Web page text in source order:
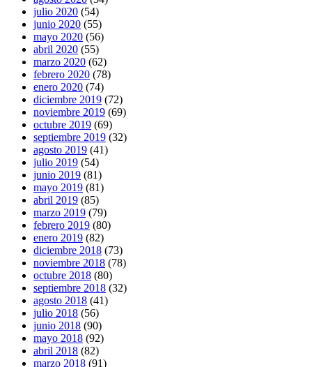
julio 2020 (54)
junio 2020 (55)
mayo 2020 (56)
abril 2020 (55)
marzo 2020 (62)
febrero 2020 (78)
enero 2020 (74)
diciembre 2019 (72)
noviembre 2019 (69)
octubre 2019 (69)
septiembre 2019 (32)
agosto 2019 (41)
julio 2019 (54)
junio 2019 (81)
mayo 2019 (81)
abril 2019 (85)
marzo 2019 (79)
febrero 2019 (80)
enero 2019 (82)
diciembre 2018 (73)
noviembre 2018 (78)
octubre 2018 (80)
septiembre 2018 (32)
agosto 2018 (41)
julio 2018 (56)
junio 2018 (90)
mayo 2018 (92)
abril 2018 (82)
marzo 2018 (91)